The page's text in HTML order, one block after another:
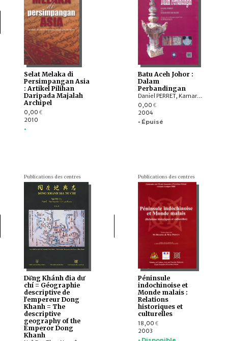
Selat Melaka di
Persimpangan Asia
: Artikel Pilihan
Daripada Majalah
Archipel
0,00 €
2010
•
Batu Aceh Johor :
Dalam
Perbandingan
Daniel PERRET, Kamarudin Bin Ab. Razak
0,00 €
2004
• Épuisé
Publications des centres
Dò̂ng Khánh đia dư
chí = Géographie
descriptive de
l'empereur Dong
Khanh = The
descriptive
geography of the
Emperor Dong
Khanh
Publications des centres
Péninsule
indochinoise et
Monde malais :
Relations
historiques et
culturelles
18,00 €
2003